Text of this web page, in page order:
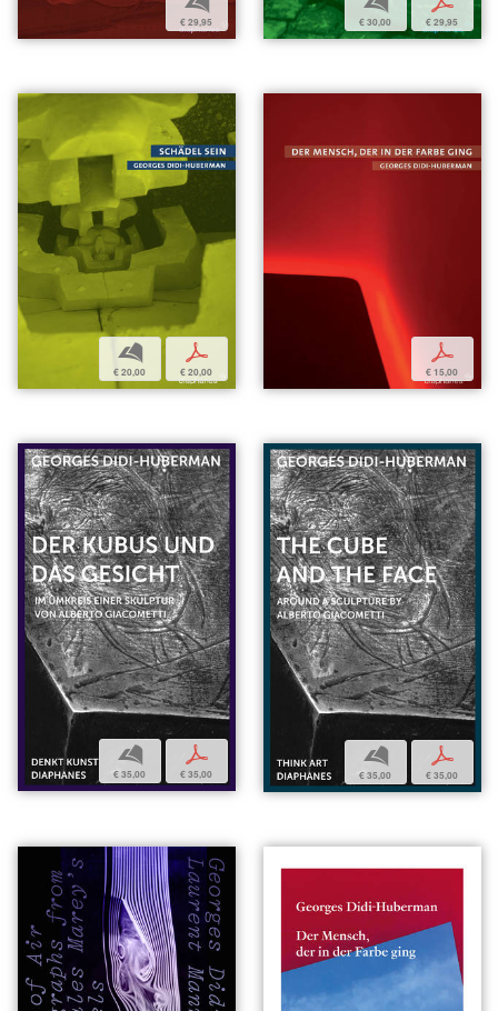
€ 29,95 € 30,00 € 29,95
b
€ 20,00
p
€ 20,00
p
€ 15,00
b
€ 35,00
p
€ 35,00
b
€ 35,00
p
€ 35,00